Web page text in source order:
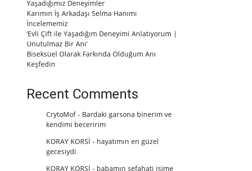
Yaşadığımız Deneyimler
Karımın İş Arkadaşı Selma Hanımı
İncelememiz
‘Evli Çift ile Yaşadığım Deneyimi Anlatıyorum |
Unutulmaz Bir Anı’
Biseksüel Olarak Farkında Olduğum Anı
Keşfedin
Recent Comments
CrytoMof- Bardaki garsona binerim ve
kendimi beceririm
KORAY KORSİ - hayatımın en güzel
gecesiydi
KORAY KORSİ - babamın sefahati işime